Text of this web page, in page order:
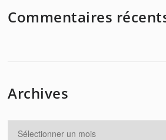
Commentaires
Archives